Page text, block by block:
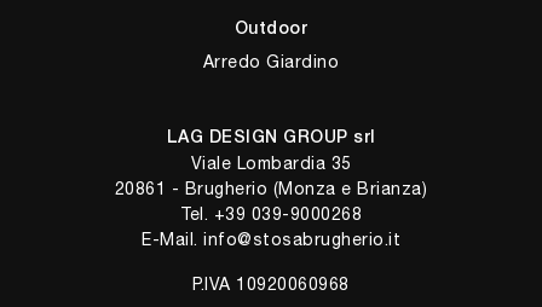
Outdoor
Arredo Giardino
LAG DESIGN GROUP srl
Viale Lombardia 35
20861 - Brugherio (Monza e Brianza)
Tel. +39 039-9000268
E-Mail. info@stosabrugherio.it
P.IVA 10920060968